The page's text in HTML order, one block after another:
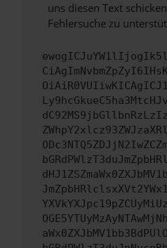
uns diesen Text
Fehlersuche zu